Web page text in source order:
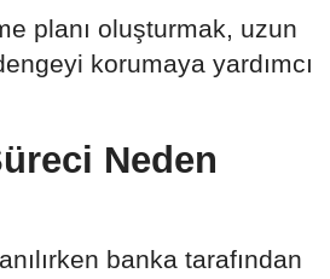
planı oluşturmak, uzun
korumaya yardımcı
Neden
banka tarafından